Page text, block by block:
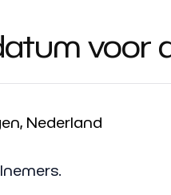
voor
Nederland